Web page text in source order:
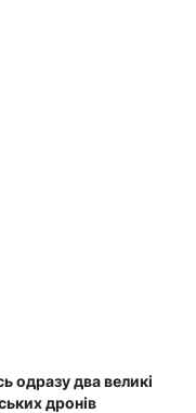
одразу два великі
дронів